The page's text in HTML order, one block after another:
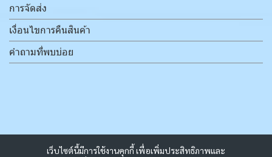
เว็บไซต์นี้มีการใช้งานคุกกี้ เพื่อเพิ่มประสิทธิภาพและ
การจัดส่ง
เงื่อนไขการคืนสินค้า
คำถามที่พบบ่อย